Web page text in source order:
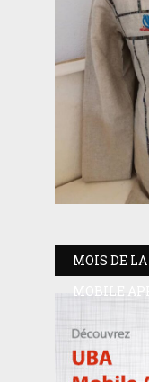
MOIS DE
MOBILE